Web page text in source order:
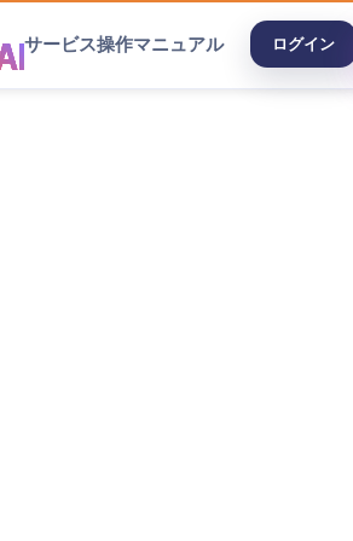
サービス操作マニュアル ログイン